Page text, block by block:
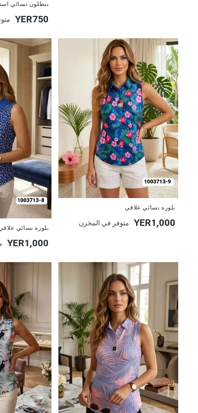
بنطلون نسائي
YER750
بلوزه نسائي علاقي
YER1,000 متوفر في المخزن
بلوزه نسائي
YER1,000